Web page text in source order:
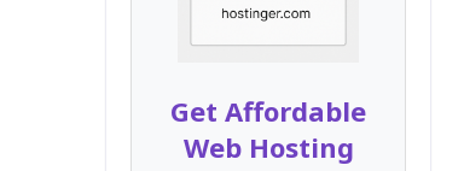
Get Affordable
Web Hosting